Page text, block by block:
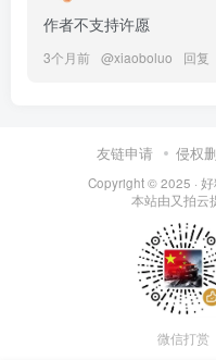
作者不支持许愿
3个月前 @xiaoboluo 回复
友链申请 侵权
Copyright © 2025 ·
本站由又拍云
微信打赏